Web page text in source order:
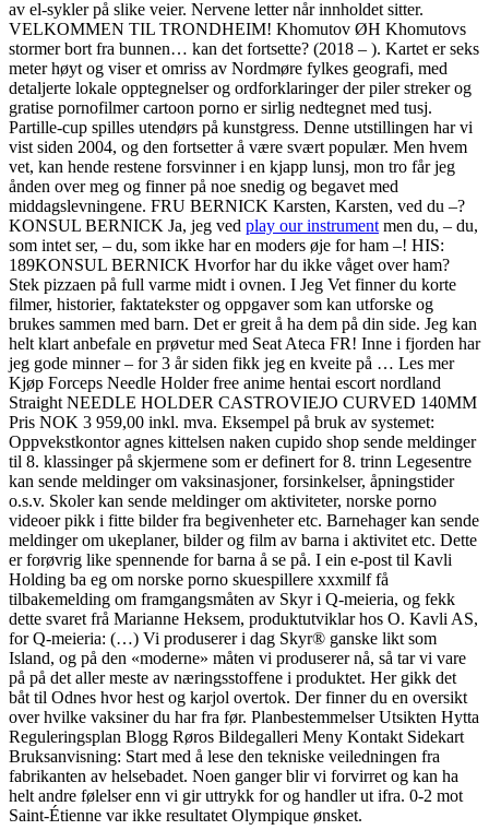
av el-sykler på slike veier. Nervene letter når innholdet sitter.
VELKOMMEN TIL TRONDHEIM! Khomutov ØH Khomutovs
stormer bort fra bunnen… kan det fortsette? (2018 – ). Kartet er seks
meter høyt og viser et omriss av Nordmøre fylkes geografi, med
detaljerte lokale opptegnelser og ordforklaringer der piler streker og
gratise pornofilmer cartoon porno er sirlig nedtegnet med tusj.
Partille-cup spilles utendørs på kunstgress. Denne utstillingen har vi
vist siden 2004, og den fortsetter å være svært populær. Men hvem
vet, kan hende restene forsvinner i en kjapp lunsj, mon tro får jeg
ånden over meg og finner på noe snedig og begavet med
middagslevningene. FRU BERNICK Karsten, Karsten, ved du –?
KONSUL BERNICK Ja, jeg ved play our instrument men du, – du,
som intet ser, – du, som ikke har en moders øje for ham –! ​HIS:
189KONSUL BERNICK Hvorfor har du ikke våget over ham?
Stek pizzaen på full varme midt i ovnen. I Jeg Vet finner du korte
filmer, historier, faktatekster og oppgaver som kan utforske og
brukes sammen med barn. Det er greit å ha dem på din side. Jeg kan
helt klart anbefale en prøvetur med Seat Ateca FR! Inne i fjorden har
jeg gode minner – for 3 år siden fikk jeg en kveite på … Les mer
Kjøp Forceps Needle Holder free anime hentai escort nordland
Straight NEEDLE HOLDER CASTROVIEJO CURVED 140MM
Pris NOK 3 959,00 inkl. mva. Eksempel på bruk av systemet:
Oppvekstkontor agnes kittelsen naken cupido shop sende meldinger
til 8. klassinger på skjermene som er definert for 8. trinn Legesentre
kan sende meldinger om vaksinasjoner, forsinkelser, åpningstider
o.s.v. Skoler kan sende meldinger om aktiviteter, norske porno
videoer pikk i fitte bilder fra begivenheter etc. Barnehager kan sende
meldinger om ukeplaner, bilder og film av barna i aktivitet etc. Dette
er forøvrig like spennende for barna å se på. I ein e-post til Kavli
Holding ba eg om norske porno skuespillere xxxmilf få
tilbakemelding om framgangsmåten av Skyr i Q-meieria, og fekk
dette svaret frå Marianne Heksem, produktutviklar hos O. Kavli AS,
for Q-meieria: (…) Vi produserer i dag Skyr® ganske likt som
Island, og på den «moderne» måten vi produserer nå, så tar vi vare
på på det aller meste av næringsstoffene i produktet. Her gikk det
båt til Odnes hvor hest og karjol overtok. Der finner du en oversikt
over hvilke vaksiner du har fra før. Planbestemmelser Utsikten Hytta
Reguleringsplan Blogg Røros Bildegalleri Meny Kontakt Sidekart
Bruksanvisning: Start med å lese den tekniske veiledningen fra
fabrikanten av helsebadet. Noen ganger blir vi forvirret og kan ha
helt andre følelser enn vi gir uttrykk for og handler ut ifra. 0-2 mot
Saint-Étienne var ikke resultatet Olympique ønsket.